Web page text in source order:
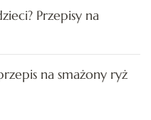
Przepisy na
na smażony ryż